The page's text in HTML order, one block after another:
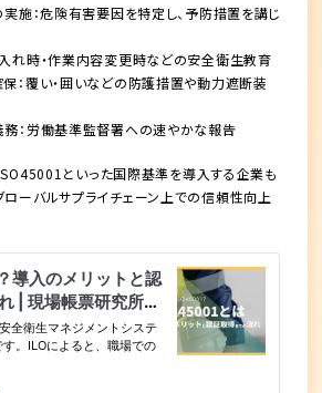
実施：危険有害要因を特定し、予防措置を講じ
れ時・作業内容変更時などの安全衛生教育
：覆い・囲いなどの防護措置や動力遮断装
：労働基準監督署への速やかな報告
といった国際基準を導入する企業も
ローバルサプライチェーン上での信頼性向上